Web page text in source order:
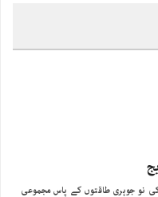
دنیا کی نو جوہری طاقتوں کے پاس مجموعی